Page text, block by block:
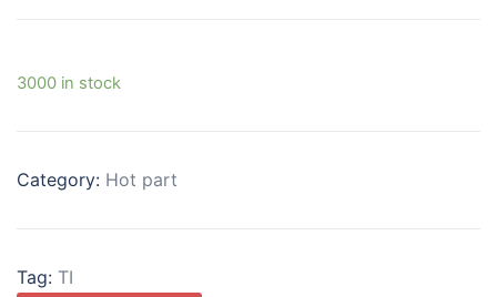
3000 in stock
Category: Hot part
Tag: TI